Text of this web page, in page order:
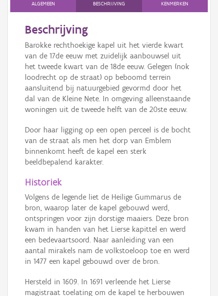
ALGEMEEN BESCHRIJVING KENMERKEN
Beschrijving
Barokke rechthoekige kapel uit het vierde kwart
van de 17de eeuw met zuidelijk aanbouwsel uit
het tweede kwart van de 18de eeuw. Gelegen (nok
loodrecht op de straat) op beboomd terrein
aansluitend bij natuurgebied gevormd door het
dal van de Kleine Nete. In omgeving alleenstaande
woningen uit de tweede helft van de 20ste eeuw.
Door haar ligging op een open perceel is de bocht
van de straat als men het dorp van Emblem
binnenkomt heeft de kapel een sterk
beeldbepalend karakter.
Historiek
Volgens de legende liet de Heilige Gummarus de
bron, waarop later de kapel gebouwd werd,
ontspringen voor zijn dorstige maaiers. Deze bron
kwam in handen van het Lierse kapittel en werd
een bedevaartsoord. Naar aanleiding van een
aantal mirakels nam de volkstoeloop toe en werd
in 1477 een kapel gebouwd over de bron.
Hersteld in 1609. In 1691 verleende het Lierse
magistraat toelating om de kapel te herbouwen